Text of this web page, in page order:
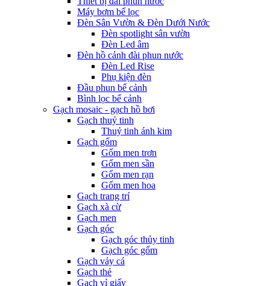
Máy bơm bể lọc
Đèn Sân Vườn & Đèn Dưới Nước
Đèn spotlight sân vườn
Đèn Led âm
Đèn hồ cảnh đài phun nước
Đèn Led Rise
Phụ kiện đèn
Đầu phun bể cảnh
Bình lọc bể cảnh
Gạch mosaic - gạch hồ bơi
Gạch thuỷ tinh
Thuỷ tinh ánh kim
Gạch gốm
Gốm men trơn
Gốm men sần
Gốm men rạn
Gốm men hoa
Gạch trang trí
Gạch xà cừ
Gạch men
Gạch góc
Gạch góc thủy tinh
Gạch góc gốm
Gạch vảy cá
Gạch thẻ
Gạch vỉ giấy